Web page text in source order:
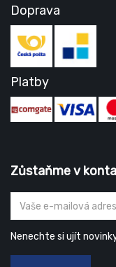
Doprava
Platby
Zůstaňme v
Nenechte si ujít